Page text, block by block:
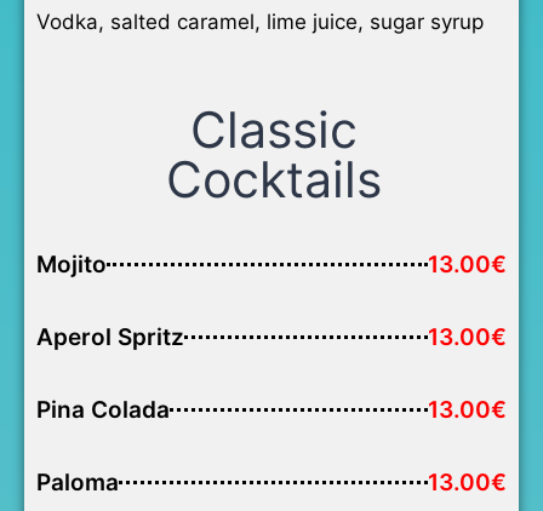
Vodka, salted caramel, lime juice, sugar syrup
Classic
Cocktails
Mojito 13.00€
Aperol Spritz 13.00€
Pina Colada 13.00€
Paloma 13.00€